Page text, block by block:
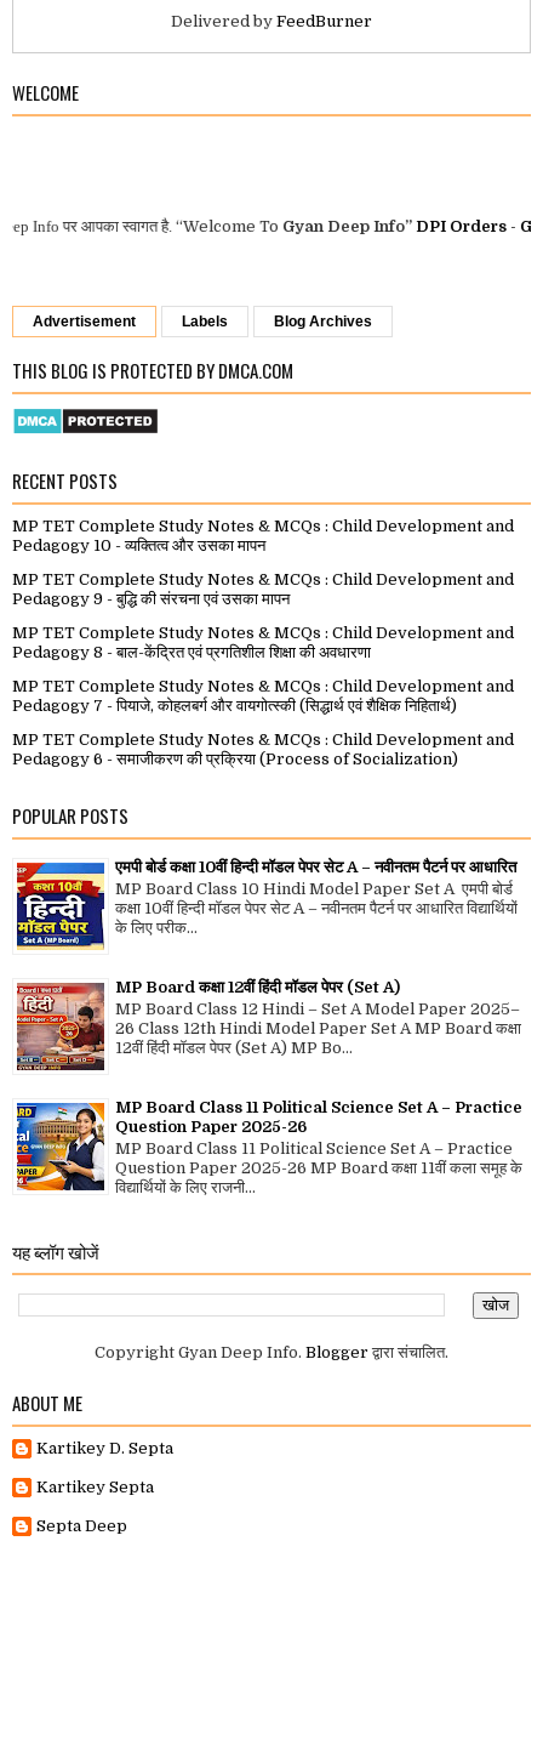
Delivered by FeedBurner
WELCOME
पर आपका स्वागत है. “Welcome ToGyan Deep Info” DPI Orders-GAD
Advertisement Labels Blog Archives
THIS BLOG IS PROTECTED BY DMCA.COM
RECENT POSTS
MP TET Complete Study Notes & MCQs : Child Development and
Pedagogy 10 - व्यक्तित्व और उसका मापन
MP TET Complete Study Notes & MCQs : Child Development and
Pedagogy 9 - बुद्धि की संरचना एवं उसका मापन
MP TET Complete Study Notes & MCQs : Child Development and
Pedagogy 8 - बाल-केंद्रित एवं प्रगतिशील शिक्षा की अवधारणा
MP TET Complete Study Notes & MCQs : Child Development and
Pedagogy 7 - पियाजे, कोहलबर्ग और वायगोत्स्की (सिद्धार्थ एवं शैक्षिक निहितार्थ)
MP TET Complete Study Notes & MCQs : Child Development and
Pedagogy 6 - समाजीकरण की प्रक्रिया (Process of Socialization)
POPULAR POSTS
एमपी बोर्ड कक्षा 10वीं हिन्दी मॉडल पेपर सेट A – नवीनतम पैटर्न पर आधारित
MP Board Class 10 Hindi Model Paper Set A एमपी बोर्ड
कक्षा 10वीं हिन्दी मॉडल पेपर सेट A – नवीनतम पैटर्न पर आधारित विद्यार्थियों
के लिए परीक...
MP Board कक्षा 12वीं हिंदी मॉडल पेपर (Set A)
MP Board Class 12 Hindi – Set A Model Paper 2025–
26 Class 12th Hindi Model Paper Set A MP Board कक्षा
12वीं हिंदी मॉडल पेपर (Set A) MP Bo...
MP Board Class 11 Political Science Set A – Practice
Question Paper 2025-26
MP Board Class 11 Political Science Set A – Practice
Question Paper 2025-26 MP Board कक्षा 11वीं कला समूह के
विद्यार्थियों के लिए राजनी...
यह ब्लॉग खोजें
Copyright Gyan Deep Info. Blogger द्वारा संचालित.
ABOUT ME
Kartikey D. Septa
Kartikey Septa
Septa Deep